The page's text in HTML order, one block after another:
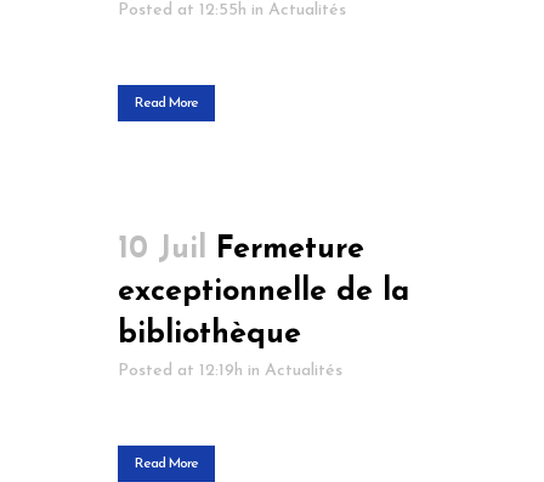
Posted at 12:55h in Actualités
Read More
10 Juil Fermeture
exceptionnelle de la
bibliothèque
Posted at 12:19h in Actualités
Read More